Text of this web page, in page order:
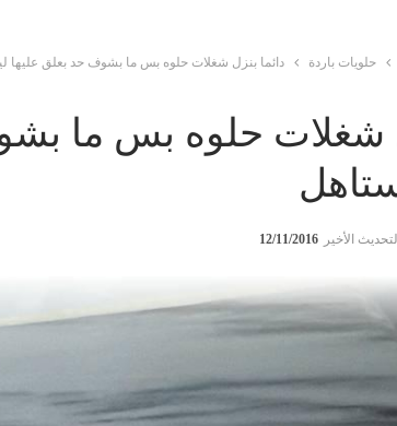
حلويات باردة دائما بنزل شغلات حلوه بس ما بشوف حد بعلق عليها
شغلات حلوه بس ما
التحديث الأخير 12/11/2016